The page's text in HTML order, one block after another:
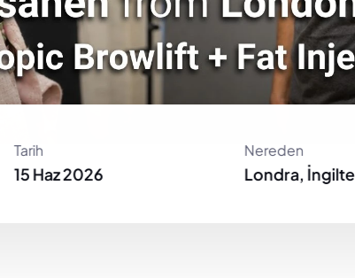
Tarih
15 Haz 2026
Nereden
Londra,